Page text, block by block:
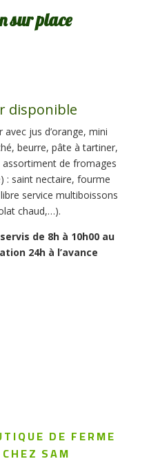
sur place
disponible
jus d’orange, mini
beurre, pâte à tartiner,
de fromages
: saint nectaire, fourme
service multiboissons
chaud,…).
de 8h à 10h00 au
24h à l’avance
DE FERME
SAM